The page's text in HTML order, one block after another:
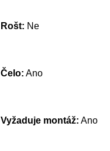
Rošt: Ne
Čelo: Ano
Vyžaduje montáž: Ano